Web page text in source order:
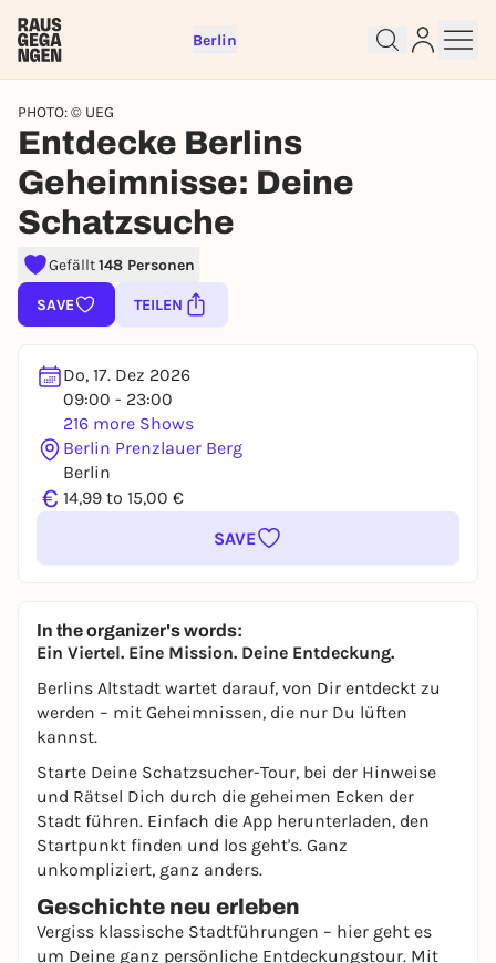
Berlin
PHOTO: © UEG
Entdecke Berlins
Geheimnisse: Deine
Schatzsuche
Gefällt148 Personen
SAVE TEILEN
Do, 17. Dez 2026
09:00 - 23:00
216 more Shows
Berlin Prenzlauer Berg
Berlin
€ 14,99 to 15,00 €
SAVE
In the organizer's words:
Ein Viertel. Eine Mission. Deine Entdeckung.
Berlins Altstadt wartet darauf, von Dir entdeckt zu
werden – mit Geheimnissen, die nur Du lüften
kannst.
Starte Deine Schatzsucher-Tour, bei der Hinweise
und Rätsel Dich durch die geheimen Ecken der
Stadt führen. Einfach die App herunterladen, den
Startpunkt finden und los geht's. Ganz
unkompliziert, ganz anders.
Geschichte neu erleben
Vergiss klassische Stadtführungen – hier geht es
um Deine ganz persönliche Entdeckungstour. Mit
Sign up for free and get started
lotteries, you need a free Rausgegangen account.
REGISTER FOR FREE NOW
You already have an account?